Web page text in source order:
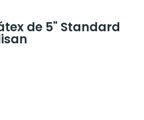
de 5" Standard